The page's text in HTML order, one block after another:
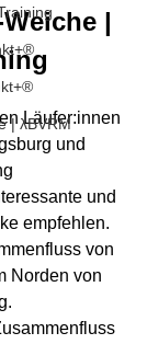
| λBVRM
|
Läufer:innen
und
und
empfehlen.
von
Norden von